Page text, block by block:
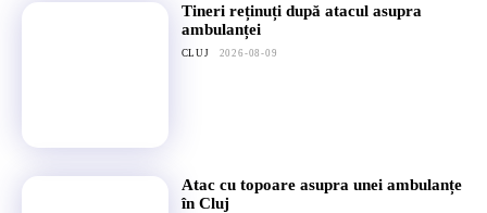
Tineri reținuți după atacul asupra
ambulanței
CLUJ 2026-08-09
Atac cu topoare asupra unei ambulanțe
în Cluj